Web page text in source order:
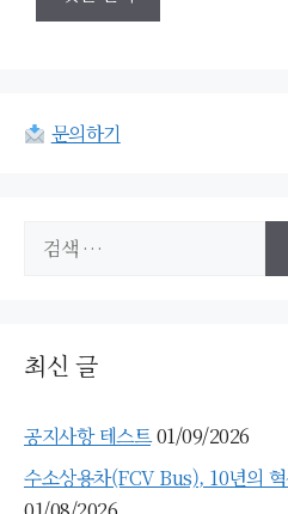
문의하기
최신 글
공지사항 테스트 01/09/2026
수소상용차(FCV Bus), 10년의